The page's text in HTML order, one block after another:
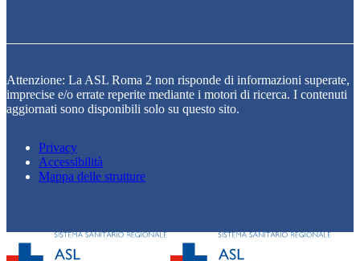
Attenzione: La ASL Roma 2 non risponde di informazioni superate,
imprecise e/o errate reperite mediante i motori di ricerca. I contenuti
aggiornati sono disponibili solo su questo sito.
Privacy
Accessibilità
Mappa delle strutture